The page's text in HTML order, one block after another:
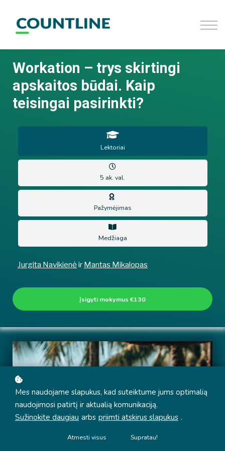
Workation – trys skirtingi
apskaitos būdai. Kaip
teisingai pasirinkti?
Lektoriai
5 ak. val.
Pažymėjimas
Medžiaga
Jurgita Navikienėir Mantas Mikalopas
Įsigyti mokymus €130
Mes naudojame slapukus, kad suteiktume jums optimalią
naudojimosi patirtį ir aktualią komunikaciją.
Sužinokite daugiau arbs priimti atskirus slapukus .
Atmesti visus Supratau!